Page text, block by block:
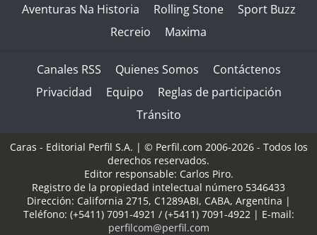
Aventuras Na Historia
Rolling Stone
Sport Buzz
Recreio
Maxima
Canales RSS Quienes Somos
Contáctenos
Privacidad
Equipo
Reglas de participación
Tránsito
Caras - Editorial Perfil S.A. | © Perfil.com 2006-2026 - Todos los
derechos reservados.
Editor responsable: Carlos Piro.
Registro de la propiedad intelectual número 5346433
Dirección: California 2715, C1289ABI, CABA, Argentina |
Teléfono: (+5411) 7091-4921 / (+5411) 7091-4922| E-mail:
perfilcom@perfil.com